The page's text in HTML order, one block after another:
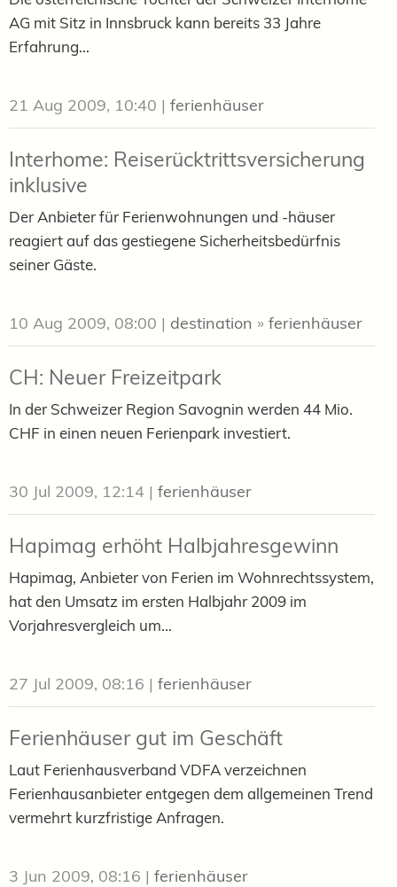
AG mit Sitz in Innsbruck kann bereits 33 Jahre
Erfahrung...
21 Aug 2009, 10:40 | ferienhäuser
Interhome: Reiserücktrittsversicherung
inklusive
Der Anbieter für Ferienwohnungen und -häuser
reagiert auf das gestiegene Sicherheitsbedürfnis
seiner Gäste.
10 Aug 2009, 08:00 | destination » ferienhäuser
CH: Neuer Freizeitpark
In der Schweizer Region Savognin werden 44 Mio.
CHF in einen neuen Ferienpark investiert.
30 Jul 2009, 12:14 | ferienhäuser
Hapimag erhöht Halbjahresgewinn
Hapimag, Anbieter von Ferien im Wohnrechtssystem,
hat den Umsatz im ersten Halbjahr 2009 im
Vorjahresvergleich um...
27 Jul 2009, 08:16 | ferienhäuser
Ferienhäuser gut im Geschäft
Laut Ferienhausverband VDFA verzeichnen
Ferienhausanbieter entgegen dem allgemeinen Trend
vermehrt kurzfristige Anfragen.
3 Jun 2009, 08:16 | ferienhäuser